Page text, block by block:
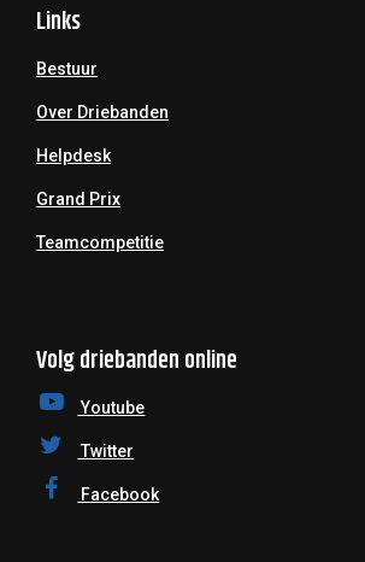
Links
Bestuur
Over Driebanden
Helpdesk
Grand Prix
Teamcompetitie
Volg driebanden online
Youtube
Twitter
Facebook